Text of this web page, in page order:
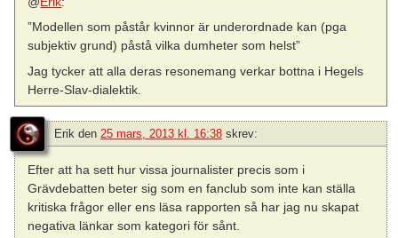
”Modellen som påstår kvinnor är underordnade kan (pga
subjektiv grund) påstå vilka dumheter som helst”
Jag tycker att alla deras resonemang verkar bottna i Hegels
Herre-Slav-dialektik.
Erik den 25 mars, 2013 kl. 16:38 skrev:
Efter att ha sett hur vissa journalister precis som i
Grävdebatten beter sig som en fanclub som inte kan ställa
kritiska frågor eller ens läsa rapporten så har jag nu skapat
negativa länkar som kategori för sånt.